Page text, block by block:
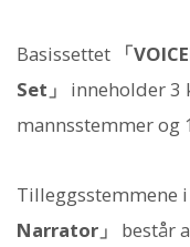
Basissettet
「
Set」
inneholder 3
mannsstemmer og
Tilleggsstemmene i
Narrator」
består